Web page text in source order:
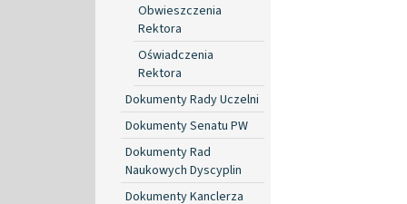
Obwieszczenia
Rektora
Oświadczenia
Rektora
Dokumenty Rady Uczelni
Dokumenty Senatu PW
Dokumenty Rad
Naukowych Dyscyplin
Dokumenty Kanclerza